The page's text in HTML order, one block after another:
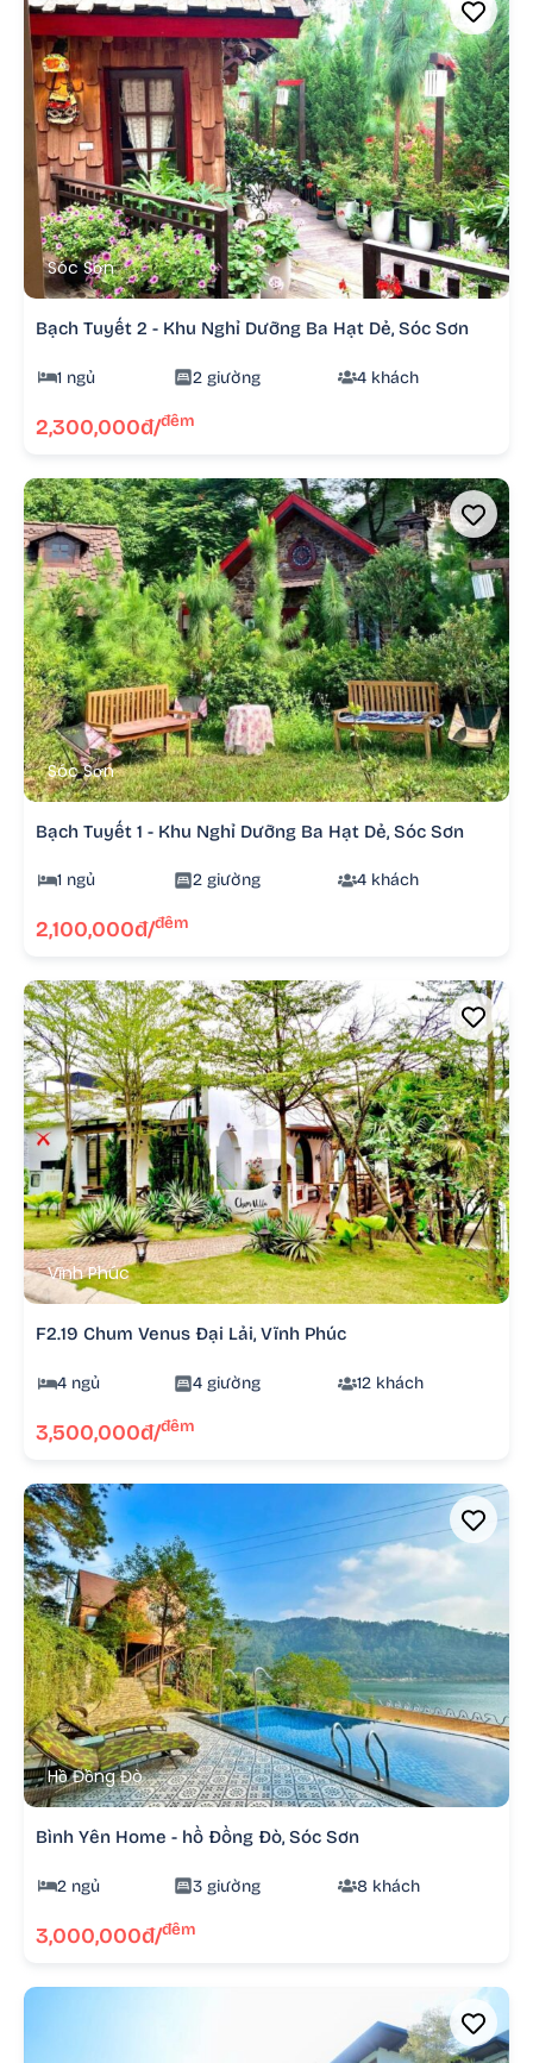
Sóc Sơn
Bạch Tuyết 2 - Khu Nghỉ Dưỡng Ba Hạt Dẻ, Sóc Sơn
1 ngủ 2 giường 4 khách
2,300,000đ/đêm
Sóc Sơn
Bạch Tuyết 1 - Khu Nghỉ Dưỡng Ba Hạt Dẻ, Sóc Sơn
1 ngủ 2 giường 4 khách
2,100,000đ/đêm
Vĩnh Phúc
F2.19 Chum Venus Đại Lải, Vĩnh Phúc
4 ngủ 4 giường 12 khách
3,500,000đ/đêm
Hồ Đồng Đò
Bình Yên Home - hồ Đồng Đò, Sóc Sơn
2 ngủ 3 giường 8 khách
3,000,000đ/đêm